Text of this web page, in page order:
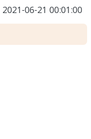
2021-06-21 00:01:00